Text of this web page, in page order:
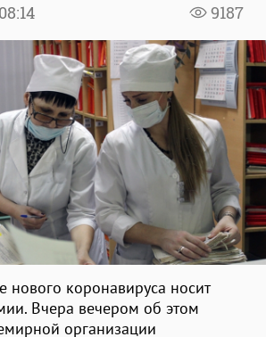
9187
08:14
нового коронавируса носит
Вчера вечером об этом
организации